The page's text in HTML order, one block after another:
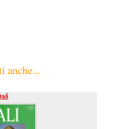
anche...